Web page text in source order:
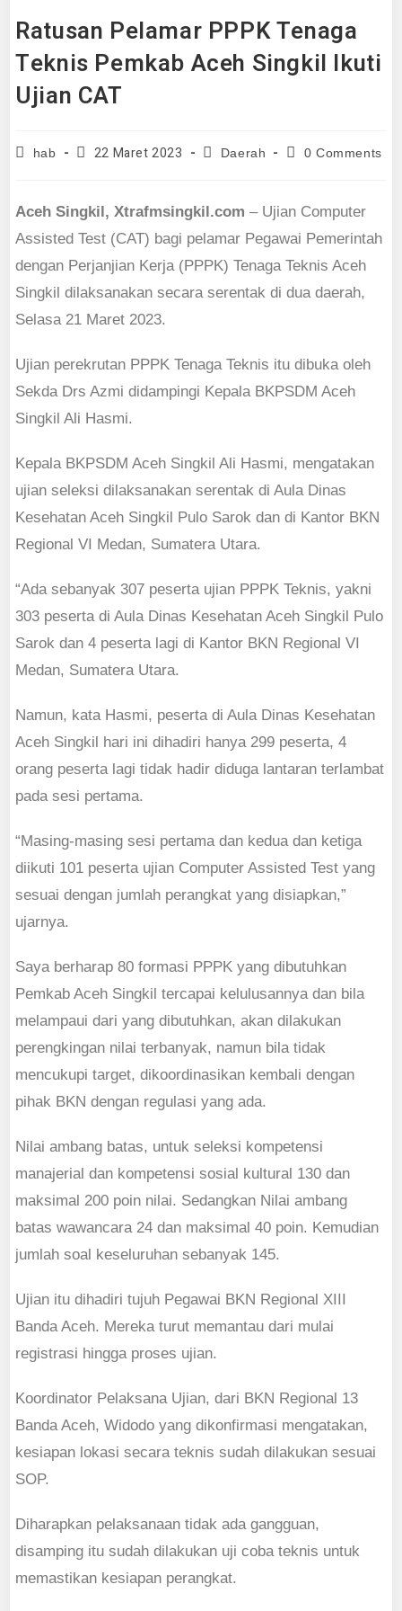
Ratusan Pelamar PPPK Tenaga
Teknis Pemkab Aceh Singkil Ikuti
Ujian CAT
Posthab
Post22 Maret 2023
PostDaerah
Post0 Comments
Aceh Singkil, Xtrafmsingkil.com – Ujian Computer
Assisted Test (CAT) bagi pelamar Pegawai Pemerintah
dengan Perjanjian Kerja (PPPK) Tenaga Teknis Aceh
Singkil dilaksanakan secara serentak di dua daerah,
Selasa 21 Maret 2023.
Ujian perekrutan PPPK Tenaga Teknis itu dibuka oleh
Sekda Drs Azmi didampingi Kepala BKPSDM Aceh
Singkil Ali Hasmi.
Kepala BKPSDM Aceh Singkil Ali Hasmi, mengatakan
ujian seleksi dilaksanakan serentak di Aula Dinas
Kesehatan Aceh Singkil Pulo Sarok dan di Kantor BKN
Regional VI Medan, Sumatera Utara.
“Ada sebanyak 307 peserta ujian PPPK Teknis, yakni
303 peserta di Aula Dinas Kesehatan Aceh Singkil Pulo
Sarok dan 4 peserta lagi di Kantor BKN Regional VI
Medan, Sumatera Utara.
Namun, kata Hasmi, peserta di Aula Dinas Kesehatan
Aceh Singkil hari ini dihadiri hanya 299 peserta, 4
orang peserta lagi tidak hadir diduga lantaran terlambat
pada sesi pertama.
“Masing-masing sesi pertama dan kedua dan ketiga
diikuti 101 peserta ujian Computer Assisted Test yang
sesuai dengan jumlah perangkat yang disiapkan,”
ujarnya.
Saya berharap 80 formasi PPPK yang dibutuhkan
Pemkab Aceh Singkil tercapai kelulusannya dan bila
melampaui dari yang dibutuhkan, akan dilakukan
perengkingan nilai terbanyak, namun bila tidak
mencukupi target, dikoordinasikan kembali dengan
pihak BKN dengan regulasi yang ada.
Nilai ambang batas, untuk seleksi kompetensi
manajerial dan kompetensi sosial kultural 130 dan
maksimal 200 poin nilai. Sedangkan Nilai ambang
batas wawancara 24 dan maksimal 40 poin. Kemudian
jumlah soal keseluruhan sebanyak 145.
Ujian itu dihadiri tujuh Pegawai BKN Regional XIII
Banda Aceh. Mereka turut memantau dari mulai
registrasi hingga proses ujian.
Koordinator Pelaksana Ujian, dari BKN Regional 13
Banda Aceh, Widodo yang dikonfirmasi mengatakan,
kesiapan lokasi secara teknis sudah dilakukan sesuai
SOP.
Diharapkan pelaksanaan tidak ada gangguan,
disamping itu sudah dilakukan uji coba teknis untuk
memastikan kesiapan perangkat.